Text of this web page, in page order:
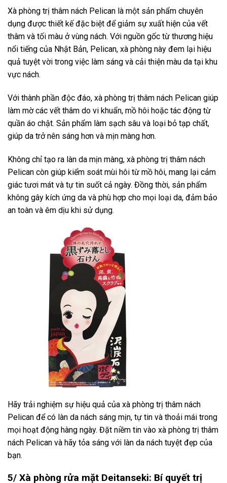
Xà phòng trị thâm nách Pelican là một sản phẩm chuyên
dụng được thiết kế đặc biệt để giảm sự xuất hiện của vết
thâm và tối màu ở vùng nách. Với nguồn gốc từ thương hiệu
nổi tiếng của Nhật Bản, Pelican, xà phòng này đem lại hiệu
quả tuyệt vời trong việc làm sáng và cải thiện màu da tại khu
vực nách.
Với thành phần độc đáo, xà phòng trị thâm nách Pelican giúp
làm mờ các vết thâm do vi khuẩn, mồ hôi hoặc tác động từ
quần áo chật. Sản phẩm làm sạch sâu và loại bỏ tạp chất,
giúp da trở nên sáng hơn và mịn màng hơn.
Không chỉ tạo ra làn da mịn màng, xà phòng trị thâm nách
Pelican còn giúp kiểm soát mùi hôi từ mồ hôi, mang lại cảm
giác tươi mát và tự tin suốt cả ngày. Đồng thời, sản phẩm
không gây kích ứng da và phù hợp cho mọi loại da, đảm bảo
an toàn và êm dịu khi sử dụng.
Hãy trải nghiệm sự hiệu quả của xà phòng trị thâm nách
Pelican để có làn da nách sáng mịn, tự tin và thoải mái trong
mọi hoạt động hàng ngày. Đặt niềm tin vào xà phòng trị thâm
nách Pelican và hãy tỏa sáng với làn da nách tuyệt đẹp của
bạn.
5/ Xà phòng rửa mặt Deitanseki: Bí quyết trị